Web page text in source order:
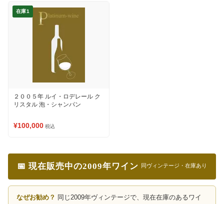
在庫1
２００５年 ルイ・ロデレール ク
リスタル 泡・シャンパン
¥100,000 税込
📅 現在販売中の2009年ワイン 同ヴィンテージ・在庫あり
なぜお勧め？ 同じ2009年ヴィンテージで、現在在庫のあるワイ